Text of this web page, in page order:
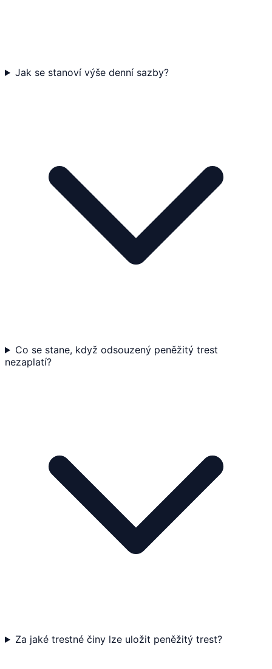
Jak se stanoví výše denní sazby?
Co se stane, když odsouzený peněžitý trest
nezaplatí?
Za jaké trestné činy lze uložit peněžitý trest?